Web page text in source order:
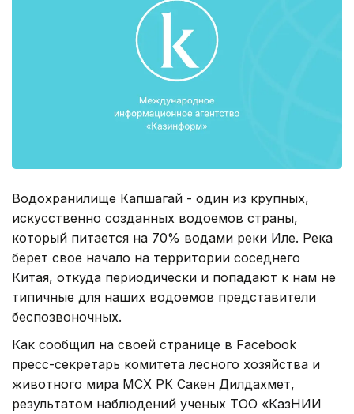
Водохранилище Капшагай - один из крупных,
искусственно созданных водоемов страны,
который питается на 70% водами реки Иле. Река
берет свое начало на территории соседнего
Китая, откуда периодически и попадают к нам не
типичные для наших водоемов представители
беспозвоночных.
Как сообщил на своей странице в Facebook
пресс-секретарь комитета лесного хозяйства и
животного мира МСХ РК Сакен Дилдахмет,
результатом наблюдений ученых ТОО «КазНИИ